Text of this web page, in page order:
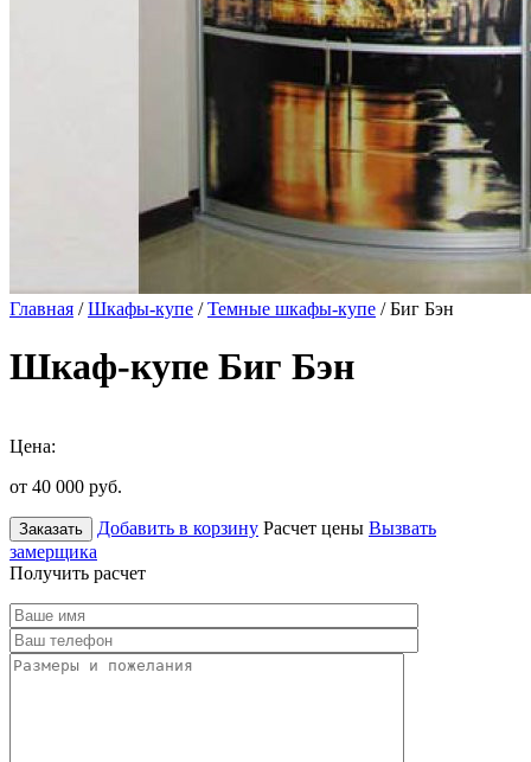
Главная /Шкафы-купе /Темные шкафы-купе / Биг Бэн
Шкаф-купе Биг Бэн
Цена:
от 40 000 руб.
Заказать Добавить в корзину Расчет цены Вызвать
замерщика
Получить расчет